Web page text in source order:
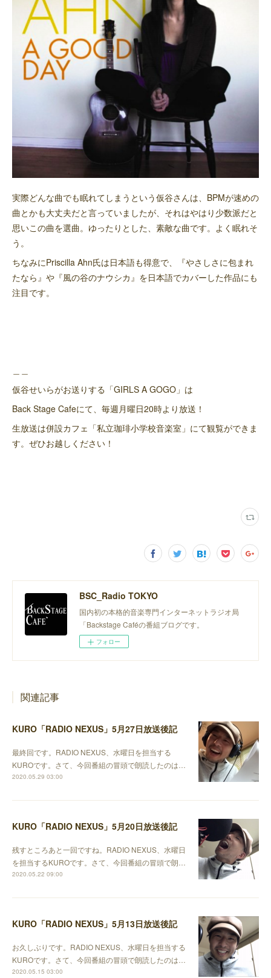
実際どんな曲でも眠れてしまうという仮谷さんは、BPMが速めの
曲とかも大丈夫だと言っていましたが、それはやはり少数派だと
思いこの曲を選曲。ゆったりとした、素敵な曲です。よく眠れそ
う。
ちなみにPriscilla Ahn氏は日本語も得意で、『やさしさに包まれ
たなら』や『風の谷のナウシカ』を日本語でカバーした作品にも
注目です。
仮谷せいらがお送りする「GIRLS A GOGO」は
Back Stage Cafeにて、毎週月曜日20時より放送！
生放送は併設カフェ「私立珈琲小学校音楽室」にて観覧ができま
す。ぜひお越しください！
BSC_Radio TOKYO
国内初の本格的音楽専門インターネットラジオ局
「Backstage Caféの番組ブログです。
フォロー
関連記事
KURO「RADIO NEXUS」5月27日放送後記
最終回です。RADIO NEXUS、水曜日を担当する
KUROです。さて、今回番組の冒頭で朗読したのは…
2020.05.29 03:00
KURO「RADIO NEXUS」5月20日放送後記
残すところあと一回ですね。RADIO NEXUS、水曜日
を担当するKUROです。さて、今回番組の冒頭で朗…
2020.05.22 09:00
KURO「RADIO NEXUS」5月13日放送後記
お久しぶりです。RADIO NEXUS、水曜日を担当する
KUROです。さて、今回番組の冒頭で朗読したのは…
2020.05.15 03:00